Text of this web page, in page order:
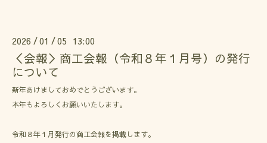
2026 /01 /05 13:00
＜会報＞商工会報（令和８年１月号）の発行
について
新年あけましておめでとうございます。
本年もよろしくお願いいたします。
令和８年１月発行の商工会報を掲載します。